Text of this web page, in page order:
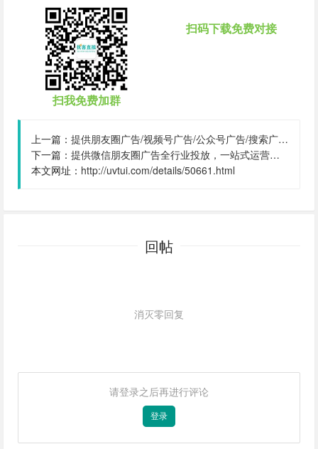
扫我免费加群
扫码下载免费对接
上一篇： 提供朋友圈广告‬/视频号广告/公众号广告/搜索广告（百度、360）投放，行业不限，全国可接,量级:999999999
下一篇： 提供微信朋友圈广告全行业投放，一站式运营，当头出图，包过审！,量级:999999999
本文网址： http://uvtui.com/details/50661.html
回帖
消灭零回复
请登录之后再进行评论
登录